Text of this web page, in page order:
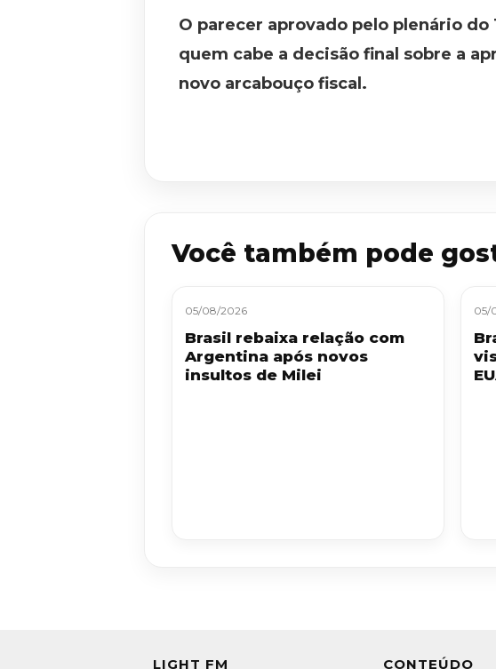
O parecer aprovado pelo plenário do
quem cabe a decisão final sobre a
novo arcabouço fiscal.
Você também pode
05/08/2026
Brasil rebaixa relação com
Argentina após novos
insultos de Milei
05/
LIGHT FM CONTEÚDO